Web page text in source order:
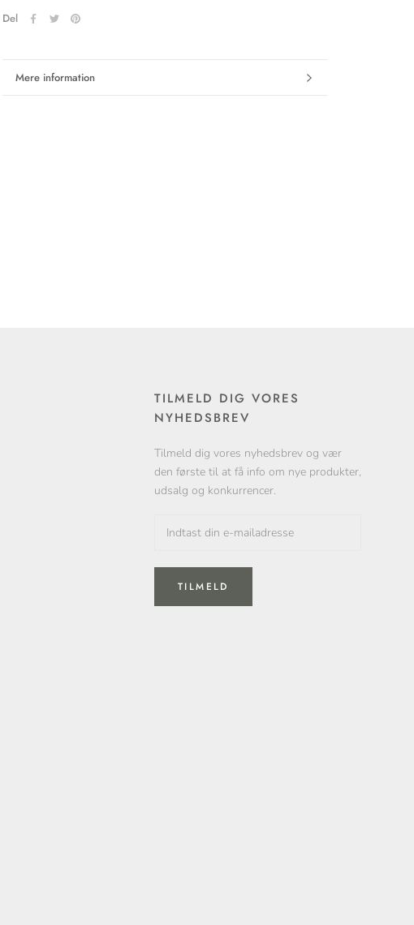
Del
Mere information
Se billeder
TILMELD DIG VORES
NYHEDSBREV
Tilmeld dig vores nyhedsbrev og vær
den første til at få info om nye produkter,
udsalg og konkurrencer.
TILMELD